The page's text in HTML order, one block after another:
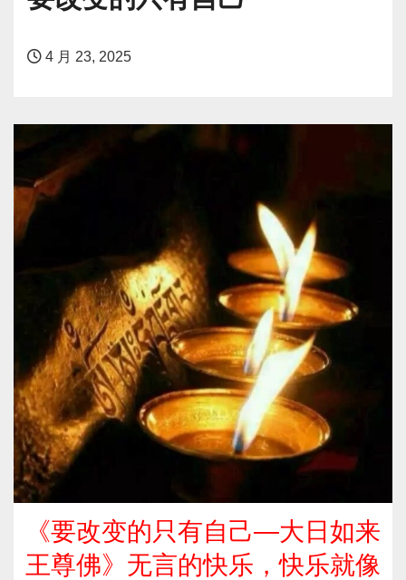
4 月 23, 2025
《要改变的只有自己—大日如来
王尊佛》无言的快乐，快乐就像